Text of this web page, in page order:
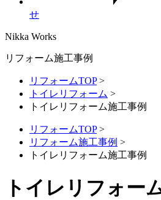
せ
Nikka Works
リフォーム施工事例
リフォームTOP>
トイレリフォーム >
トイレリフォーム施工事例
リフォームTOP>
リフォーム施工事例 >
トイレリフォーム施工事例
トイレリフォー